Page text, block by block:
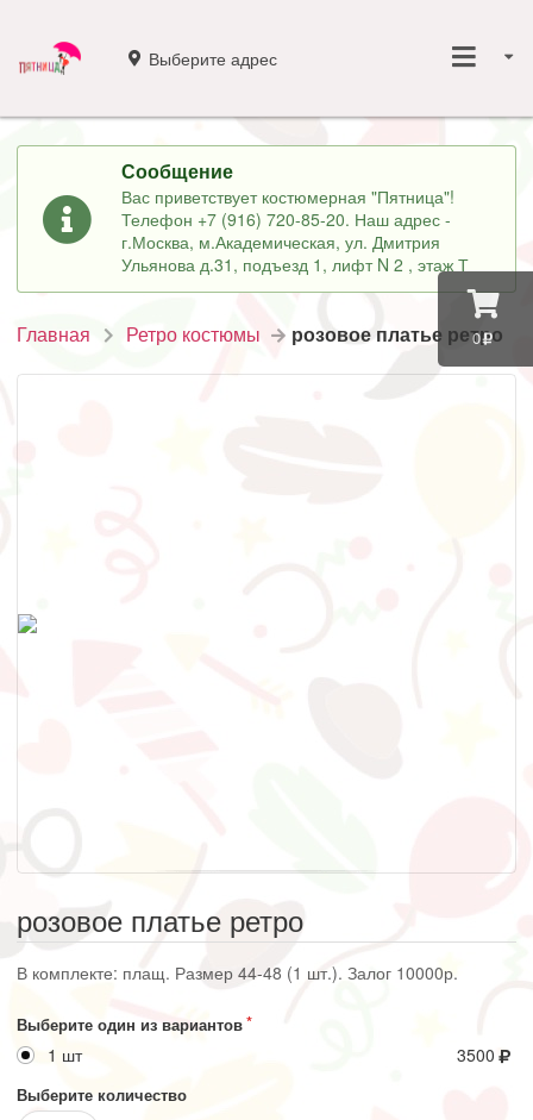
0
Выберите адрес
Сообщение
Вас приветствует костюмерная "Пятница"!
Телефон +7 (916) 720-85-20. Наш адрес -
г.Москва, м.Академическая, ул. Дмитрия
Ульянова д.31, подъезд 1, лифт N 2 , этаж Т
Главная Ретро костюмы розовое платье ретро
розовое платье ретро
В комплекте: плащ. Размер 44-48 (1 шт.). Залог 10000р.
Выберите один из вариантов
1 шт 3500
Выберите количество